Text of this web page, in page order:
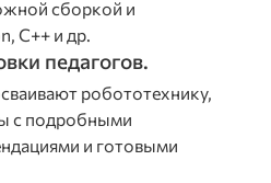
сборкой и
C++ и др.
педагогов.
робототехнику,
с подробными
и готовыми